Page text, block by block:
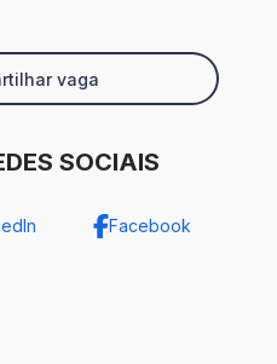
vaga
SOCIAIS
Facebook